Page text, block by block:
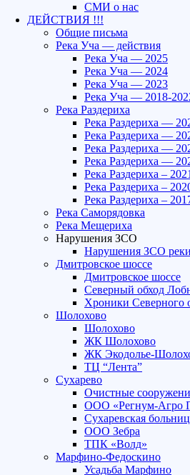
СМИ о нас
ДЕЙСТВИЯ !!!
Общие письма
Река Уча — действия
Река Уча — 2025
Река Уча — 2024
Река Уча — 2023
Река Уча — 2018-
Река Раздериха
Река Раздериха —
Река Раздериха —
Река Раздериха —
Река Раздериха —
Река Раздериха – 2021
Река Раздериха –
Река Раздериха –
Река Саморядовка
Река Мещериха
Нарушения ЗСО
Нарушения ЗСО реки
Дмитровское шоссе
Дмитровское шоссе
Северный обход
Хроники Северного
Шолохово
Шолохово
ЖК Шолохово
ЖК Экодолье-
ТЦ “Лента”
Сухарево
Очистные
ООО «Регнум-Агро
Сухаревская
ООО Зебра
ТПК «Волд»
Марфино-Федоскино
Усадьба Марфино